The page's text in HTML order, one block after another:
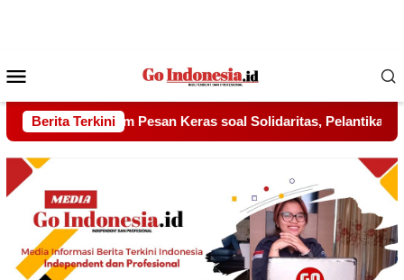
Mobile
Berita Terkini
Pelantikan Sambang Gagak Hitam Jadi Sinyal